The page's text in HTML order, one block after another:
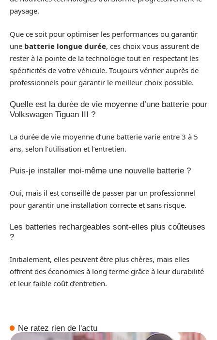
paysage.
Que ce soit pour optimiser les performances ou garantir
une batterie longue durée, ces choix vous assurent de
rester à la pointe de la technologie tout en respectant les
spécificités de votre véhicule. Toujours vérifier auprès de
professionnels pour garantir le meilleur choix possible.
Quelle est la durée de vie moyenne d’une batterie pour
Volkswagen Tiguan III ?
La durée de vie moyenne d’une batterie varie entre 3 à 5
ans, selon l’utilisation et l’entretien.
Puis-je installer moi-même une nouvelle batterie ?
Oui, mais il est conseillé de passer par un professionnel
pour garantir une installation correcte et sans risque.
Les batteries rechargeables sont-elles plus coûteuses
?
Initialement, elles peuvent être plus chères, mais elles
offrent des économies à long terme grâce à leur durabilité
et leur faible coût d’entretien.
Ne ratez rien de l'actu